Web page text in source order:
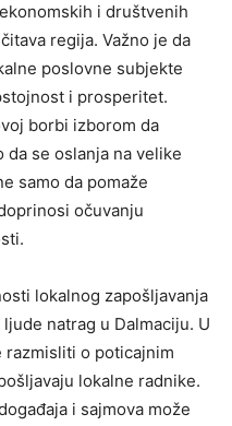
i društvenih
regija. Važno je da
poslovne subjekte
i prosperitet.
borbi izborom da
se oslanja na velike
samo da pomaže
očuvanju
lokalnog zapošljavanja
natrag u Dalmaciju. U
o poticajnim
lokalne radnike.
i sajmova može